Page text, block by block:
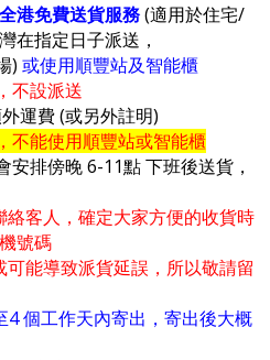
全港免費送貨服務(適用於住宅/
在指定日子派送，
) 或使用順豐站及智能櫃
不設派送
運費 (或另外註明)
不能使用順豐站或智能櫃
排傍晚 6-11點 下班後送貨，
客人，確定大家方便的收貨時
號碼
能導致派貨延誤，所以敬請留
4 個工作天內寄出，寄出後大概